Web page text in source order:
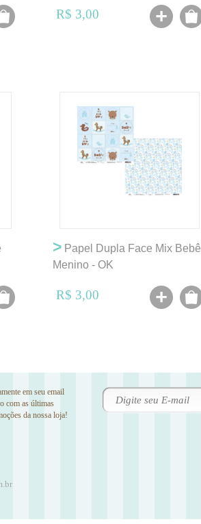
R$ 3,00
>Papel Dupla Face Mix Bebê
Menino - OK
R$ 3,00
em seu email
com as últimas
da nossa loja!